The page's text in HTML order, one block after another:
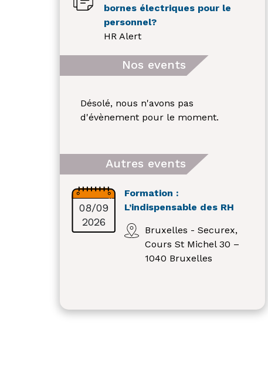
bornes électriques pour le
personnel?
HR Alert
Nos events
Désolé, nous n'avons pas
d'évènement pour le moment.
Autres events
08/09
2026
Formation :
L’indispensable des RH
Bruxelles - Securex,
Cours St Michel 30 –
1040 Bruxelles